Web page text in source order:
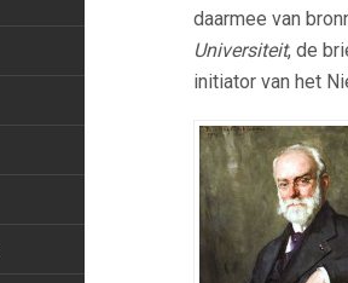
daarmee van
Universiteit, de
initiator van het